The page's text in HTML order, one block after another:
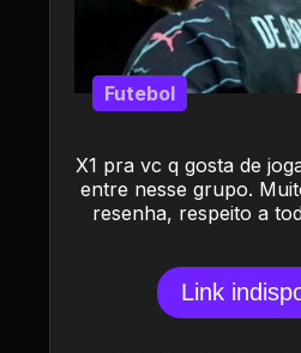
X1 pra vc q gosta de
entre nesse grupo.
resenha, respeito a
Futebol
Link